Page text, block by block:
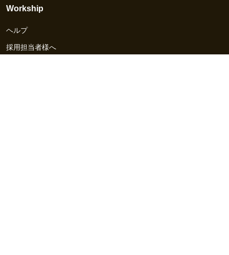
Workship
ヘルプ
採用担当者様へ